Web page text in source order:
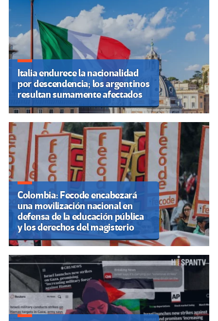
Italia endurece la nacionalidad
por descendencia; los argentinos
resultan sumamente afectados
Colombia: Fecode encabezará
una movilización nacional en
defensa de la educación pública
y los derechos del magisterio